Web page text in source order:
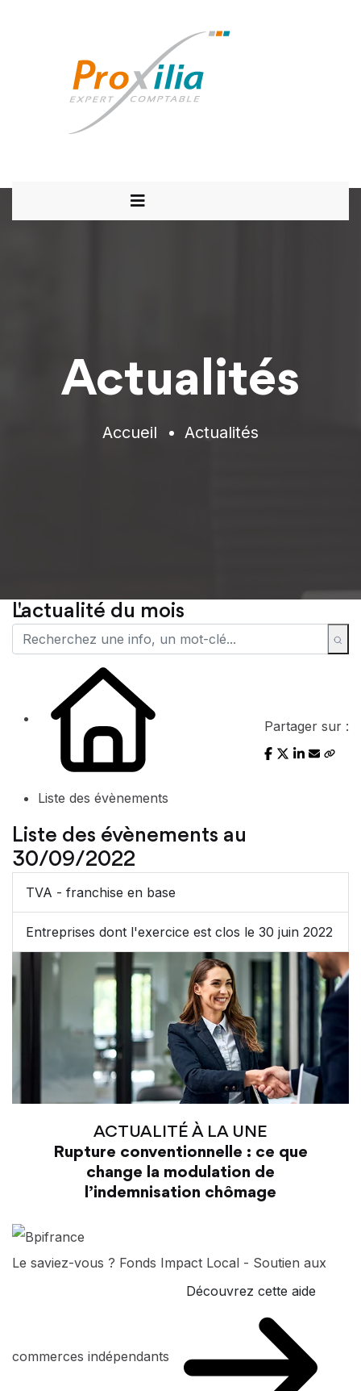
Actualités
Accueil Actualités
L'actualité du mois
Liste des évènements
Partager sur :
Liste des évènements au
30/09/2022
TVA - franchise en base
Entreprises dont l'exercice est clos le 30 juin 2022
ACTUALITÉ À LA UNE
Rupture conventionnelle : ce que
change la modulation de
l’indemnisation chômage
Le saviez-vous ? Fonds Impact Local - Soutien aux
commerces indépendants
Découvrez cette aide